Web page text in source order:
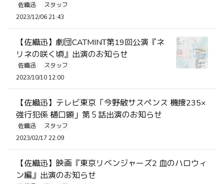
佐織迅
スタッフ
2023/12/06 21:43
【佐織迅】劇団CATMINT第19回公演『ネ
リネの咲く頃』出演のお知らせ
佐織迅
スタッフ
2023/10/10 12:00
【佐織迅】テレビ東京「今野敏サスペンス 機捜235×
強行犯係 樋口顕」第５話出演のお知らせ
佐織迅
スタッフ
2023/02/17 22:09
【佐織迅】映画『東京リベンジャーズ2 血のハロウィ
ン編』出演のお知らせ